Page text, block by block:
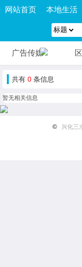
网站首页 本地生活
广告传媒
共有 0 条信息
暂无相关信息
© 兴化三